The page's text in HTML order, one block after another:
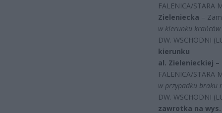
FALENICA/STARA
Zieleniecka –
w kierunku krańców
DW. WSCHODNI
kierunku
al. Zielenieckiej
FALENICA/STARA
w przypadku braku
DW. WSCHODNI
zawrotka na